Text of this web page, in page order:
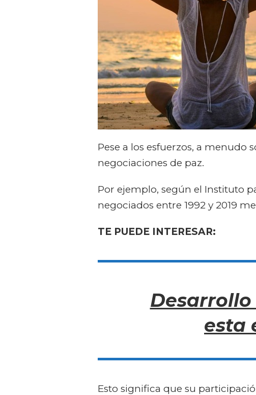
Pese a los esfuerzos, a menudo
negociaciones de paz.
Por ejemplo, según el Instituto
negociados entre 1992 y 2019
TE PUEDE INTERESAR:
Desarrollo
esta
Esto significa que su